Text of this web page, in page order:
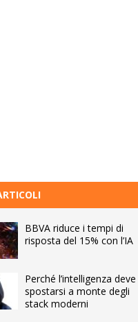
BBVA riduce i tempi di
risposta del 15% con l’IA
Perché l’intelligenza deve
spostarsi a monte degli
stack moderni